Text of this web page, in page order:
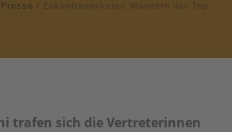
Presse / Zukunftswerkstatt Wandern der Top
trafen sich die Vertreterinnen